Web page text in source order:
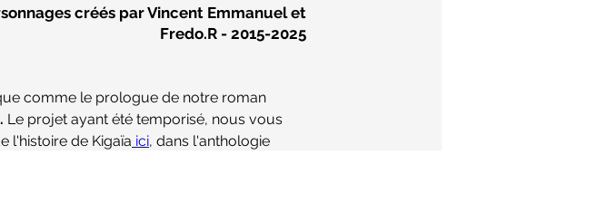
créés par Vincent Emmanuel et
Fredo.R - 2015-2025
comme le prologue de notre roman
Le projet ayant été temporisé, nous vous
l'histoire de Kigaïa ici, dans l'anthologie